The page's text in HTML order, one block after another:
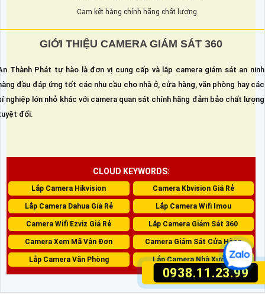
0938.11.23.99
Cam kết hàng chính hãng chất lượng
GIỚI THIỆU CAMERA GIÁM SÁT 360
Thành Phát tự hào là đơn vị cung cấp và lắp camera giám sát an ninh
đầu đáp ứng tốt các nhu cầu cho nhà ở, cửa hàng, văn phòng hay các
nghiệp lớn nhỏ khác với camera quan sát chính hãng đảm bảo chất lượng
đối.
CLOUD KEYWORDS:
Lắp Camera Hikvision Camera Kbvision Giá Rẻ
Lắp Camera Dahua Giá Rẻ Lắp Camera Wifi Imou
Camera Wifi Ezviz Giá Rẻ Lắp Camera Giám Sát 360
Camera Xem Mã Vận Đơn Camera Giám Sát Cửa Hàng
Lắp Camera Văn Phòng Lắp Camera Nhà Xưởng